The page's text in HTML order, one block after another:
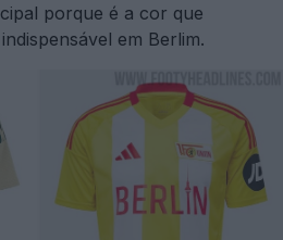
porque é a cor que
em Berlim.